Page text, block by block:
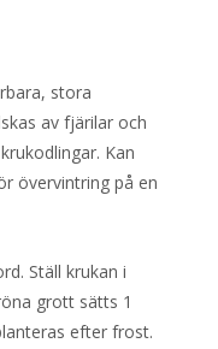
stora
av fjärilar och
Kan
övervintring på en
Ställ krukan i
grott sätts 1
efter frost.